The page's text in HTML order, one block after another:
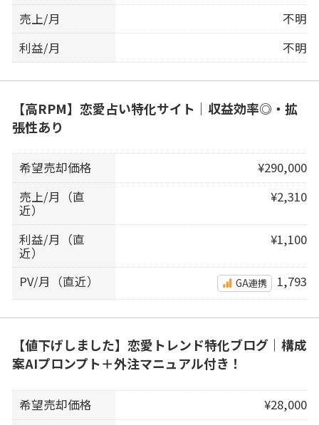
売上/月
不明
利益/月
不明
【高RPM】恋愛占い特化サイト｜収益効率◎・拡
張性あり
希望売却価格
¥290,000
売上/月（直
近）
¥2,310
利益/月（直
近）
¥1,100
PV/月（直近） GA連携 1,793
【値下げしました】恋愛トレンド特化ブログ｜構成
案AIプロンプト＋外注マニュアル付き！
希望売却価格
¥28,000